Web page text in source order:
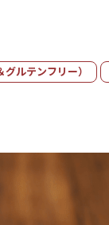
ルテンフリー）